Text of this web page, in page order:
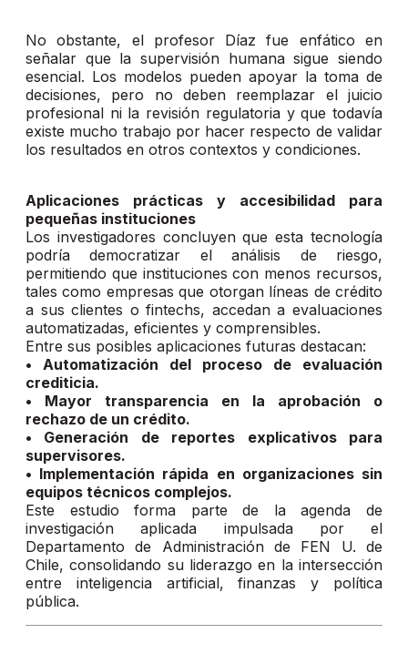
No obstante, el profesor Díaz fue enfático en
señalar que la supervisión humana sigue siendo
esencial. Los modelos pueden apoyar la toma de
decisiones, pero no deben reemplazar el juicio
profesional ni la revisión regulatoria y que todavía
existe mucho trabajo por hacer respecto de validar
los resultados en otros contextos y condiciones.
Aplicaciones prácticas y accesibilidad para
pequeñas instituciones
Los investigadores concluyen que esta tecnología
podría democratizar el análisis de riesgo,
permitiendo que instituciones con menos recursos,
tales como empresas que otorgan líneas de crédito
a sus clientes o fintechs, accedan a evaluaciones
automatizadas, eficientes y comprensibles.
Entre sus posibles aplicaciones futuras destacan:
• Automatización del proceso de evaluación
crediticia.
• Mayor transparencia en la aprobación o
rechazo de un crédito.
• Generación de reportes explicativos para
supervisores.
• Implementación rápida en organizaciones sin
equipos técnicos complejos.
Este estudio forma parte de la agenda de
investigación aplicada impulsada por el
Departamento de Administración de FEN U. de
Chile, consolidando su liderazgo en la intersección
entre inteligencia artificial, finanzas y política
pública.